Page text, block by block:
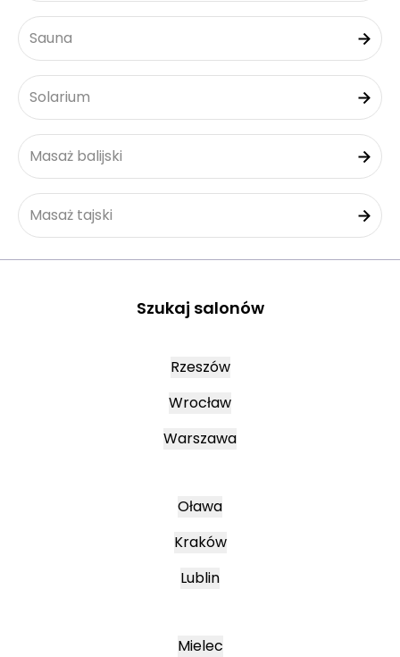
Sauna
Solarium
Masaż balijski
Masaż tajski
Szukaj salonów
Rzeszów
Wrocław
Warszawa
Oława
Kraków
Lublin
Mielec